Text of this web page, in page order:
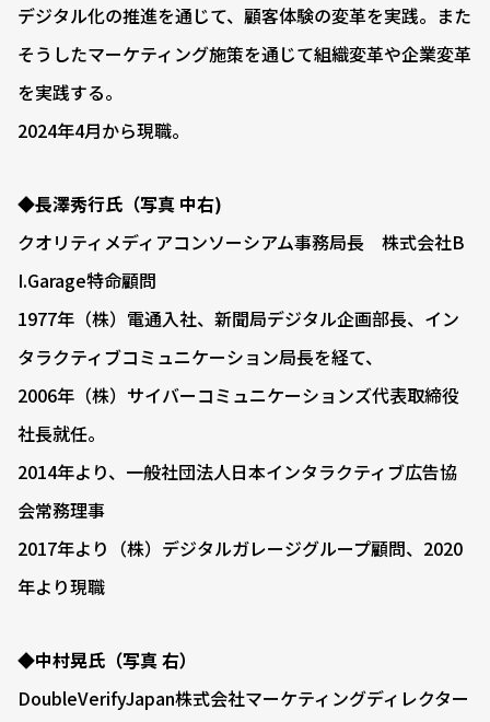
デジタル化の推進を通じて、顧客体験の変革を実践。また
そうしたマーケティング施策を通じて組織変革や企業変革
を実践する。
2024年4月から現職。
◆長澤秀行氏（写真 中右)
クオリティメディアコンソーシアム事務局長 株式会社B
I.Garage特命顧問
1977年（株）電通入社、新聞局デジタル企画部長、イン
タラクティブコミュニケーション局長を経て、
2006年（株）サイバーコミュニケーションズ代表取締役
社長就任。
2014年より、一般社団法人日本インタラクティブ広告協
会常務理事
2017年より（株）デジタルガレージグループ顧問、2020
年より現職
◆中村晃氏（写真 右）
DoubleVerifyJapan株式会社マーケティングディレクター